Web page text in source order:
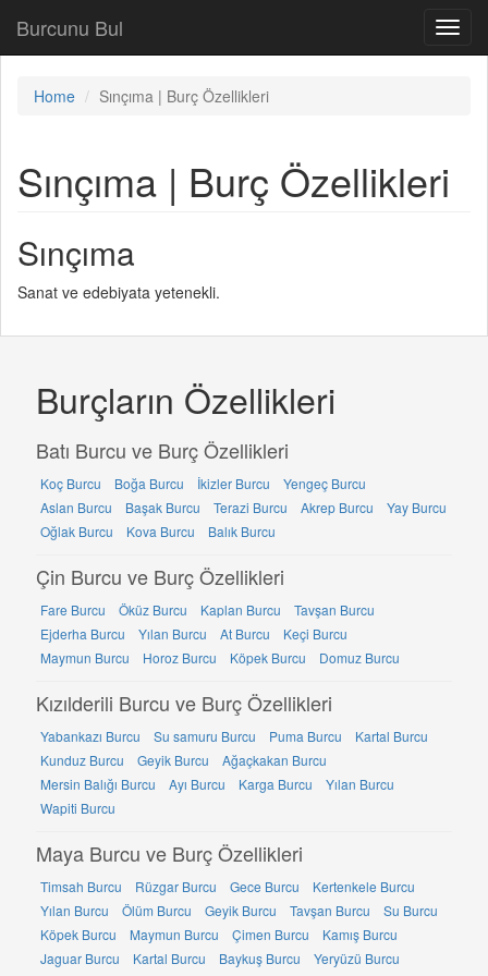
Burcunu Bul
Home Sınçıma | Burç Özellikleri
Sınçıma | Burç Özellikleri
Sınçıma
Sanat ve edebiyata yetenekli.
Burçların Özellikleri
Batı Burcu ve Burç Özellikleri
Koç Burcu Boğa Burcu İkizler Burcu
Yengeç Burcu
Aslan Burcu
Başak Burcu Terazi Burcu Akrep Burcu
Yay Burcu
Oğlak Burcu
Kova Burcu Balık Burcu
Çin Burcu ve Burç Özellikleri
Fare Burcu Öküz Burcu Kaplan Burcu
Tavşan Burcu
Ejderha Burcu
Yılan Burcu At Burcu
Keçi Burcu
Maymun Burcu
Horoz Burcu Köpek Burcu Domuz Burcu
Kızılderili Burcu ve Burç Özellikleri
Yabankazı Burcu Su samuru Burcu Puma Burcu
Kartal Burcu
Kunduz Burcu
Geyik Burcu
Ağaçkakan Burcu
Mersin Balığı Burcu
Ayı Burcu Karga Burcu
Yılan Burcu
Wapiti Burcu
Maya Burcu ve Burç Özellikleri
Timsah Burcu Rüzgar Burcu Gece Burcu
Kertenkele Burcu
Yılan Burcu
Ölüm Burcu Geyik Burcu Tavşan Burcu
Su Burcu
Köpek Burcu
Maymun Burcu Çimen Burcu
Kamış Burcu
Jaguar Burcu
Kartal Burcu Baykuş Burcu
Yeryüzü Burcu